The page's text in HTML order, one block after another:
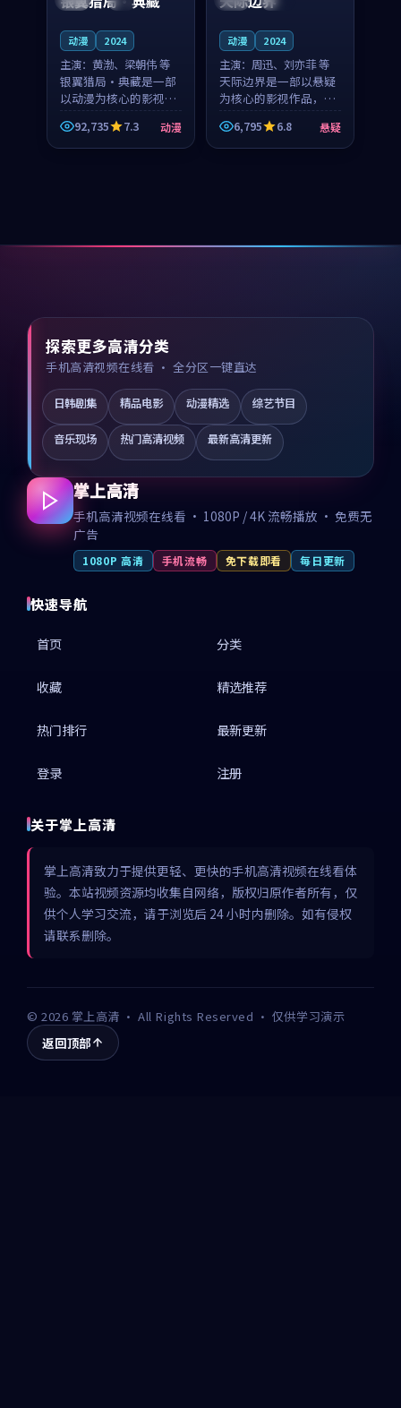
动漫 2024
主演： 黄渤、梁朝伟 等
银翼猎局·典藏是一部
以动漫为核心的影视作
品，围绕危机、反转与
人物成长展开，整体节
奏紧凑，值得推荐观
92,735 7.3 动漫
动漫 2024
主演： 周迅、刘亦菲 等
天际边界是一部以悬疑
为核心的影视作品，围
绕危机、反转与人物成
长展开，整体节奏紧
凑，值得推荐观看。
6,795 6.8 悬疑
探索更多高清分类
手机高清视频在线看 · 全分区一键直达
日韩剧集 精品电影 动漫精选 综艺节目
音乐现场 热门高清视频 最新高清更新
掌上高清
手机高清视频在线看 · 1080P / 4K 流畅播放 · 免费无
广告
1080P 高清 手机流畅 免下载即看 每日更新
快速导航
首页 分类
收藏 精选推荐
热门排行 最新更新
登录 注册
关于掌上高清
掌上高清致力于提供更轻、更快的手机高清视频在线看体
验。本站视频资源均收集自网络，版权归原作者所有，仅
供个人学习交流，请于浏览后 24 小时内删除。如有侵权
请联系删除。
©2026 掌上高清 · All Rights Reserved · 仅供学习演示
返回顶部